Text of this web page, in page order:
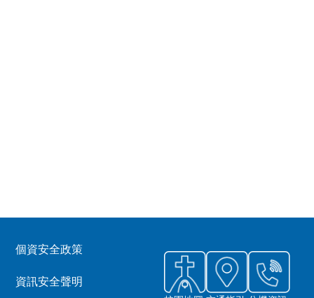
個資安全政策
資訊安全聲明